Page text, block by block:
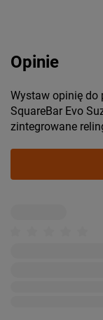
Opinie
Wystaw opinię do
SquareBar Evo
zintegrowane